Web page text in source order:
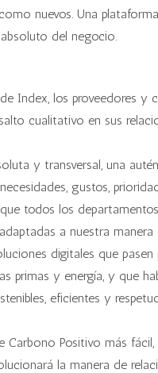
nuevos. Una
del negocio.
Index, los proveedores
cualitativo en sus
y transversal, una
gustos,
todos los
a nuestra
digitales que
primas y energía, y que
eficientes y
Carbono Positivo más
la manera de